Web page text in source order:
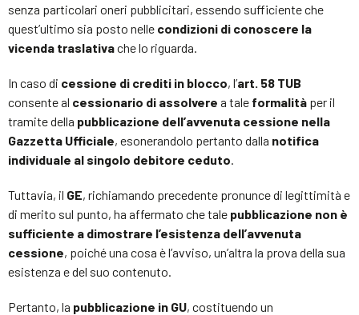
senza particolari oneri pubblicitari, essendo sufficiente che
quest’ultimo sia posto nelle condizioni di conoscere la
vicenda traslativache lo riguarda.
In caso di cessione di crediti in blocco, l’art. 58 TUB
consente al cessionario di assolvere a tale formalità per il
tramite della pubblicazione dell’avvenuta cessione nella
Gazzetta Ufficiale, esonerandolo pertanto dalla notifica
individuale al singolo debitore ceduto.
Tuttavia, il GE, richiamando precedente pronunce di legittimità e
di merito sul punto, ha affermato che tale pubblicazione non è
sufficiente a dimostrare l’esistenza dell’avvenuta
cessione, poiché una cosa è l’avviso, un’altra la prova della sua
esistenza e del suo contenuto.
Pertanto, la pubblicazione in GU, costituendo un